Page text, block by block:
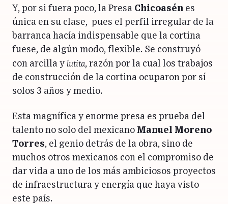
Y, por si fuera poco, la Presa Chicoasén es
única en su clase, pues el perfil irregular de la
barranca hacía indispensable que la cortina
fuese, de algún modo, flexible. Se construyó
con arcilla y lutita, razón por la cual los trabajos
de construcción de la cortina ocuparon por sí
solos 3 años y medio.
Esta magnífica y enorme presa es prueba del
talento no solo del mexicano Manuel Moreno
Torres, el genio detrás de la obra, sino de
muchos otros mexicanos con el compromiso de
dar vida a uno de los más ambiciosos proyectos
de infraestructura y energía que haya visto
este país.